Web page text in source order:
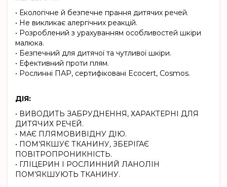
• Екологічне й безпечне прання дитячих речей.
• Не викликає алергічних реакцій.
• Розроблений з урахуванням особливостей шкіри
малюка.
• Безпечний для дитячої та чутливої шкіри.
• Ефективний проти плям.
• Рослинні ПАР, сертифіковані Ecocert, Cosmos.
ДІЯ:
• ВИВОДИТЬ ЗАБРУДНЕННЯ, ХАРАКТЕРНІ ДЛЯ
ДИТЯЧИХ РЕЧЕЙ.
• МАЄ ПЛЯМОВИВІДНУ ДІЮ.
• ПОМ’ЯКШУЄ ТКАНИНУ, ЗБЕРІГАЄ
ПОВІТРОПРОНИКНІСТЬ.
• ГЛІЦЕРИН І РОСЛИННИЙ ЛАНОЛІН
ПОМ’ЯКШУЮТЬ ТКАНИНУ.